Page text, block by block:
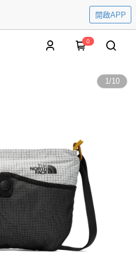
開啟APP
0
1/10